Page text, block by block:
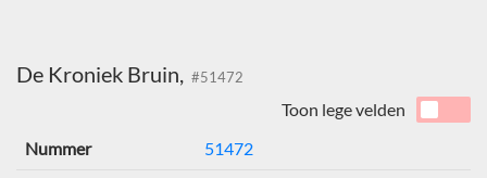
De Kroniek Bruin, #51472
Toon lege velden
Nummer
51472